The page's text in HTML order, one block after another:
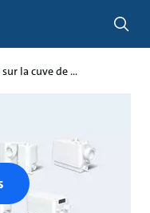
la cuve de ...